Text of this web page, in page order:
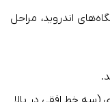
اندروید، مراحل